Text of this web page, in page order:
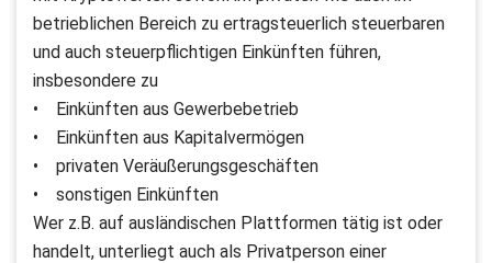
betrieblichen Bereich zu ertragsteuerlich steuerbaren
und auch steuerpflichtigen Einkünften führen,
insbesondere zu
• Einkünften aus Gewerbebetrieb
• Einkünften aus Kapitalvermögen
• privaten Veräußerungsgeschäften
• sonstigen Einkünften
Wer z.B. auf ausländischen Plattformen tätig ist oder
handelt, unterliegt auch als Privatperson einer